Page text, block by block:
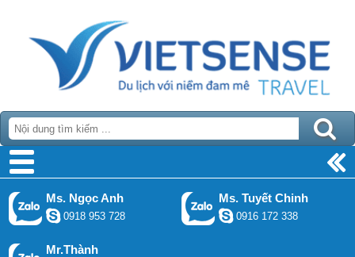
Ms. Ngọc Anh
0918 953 728
Ms. Tuyết Chinh
0916 172 338
Mr.Thành